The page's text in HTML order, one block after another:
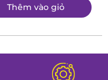
Thêm vào giỏ